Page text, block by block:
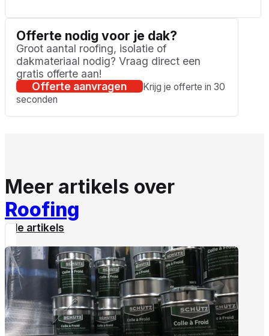
Offerte nodig voor je dak?
Groot aantal roofing, isolatie of
dakmateriaal nodig? Vraag direct een
gratis offerte aan!
Offerte aanvragen
Krijg je offerte in 30
seconden
Meer artikels over
Roofing
Alle artikels